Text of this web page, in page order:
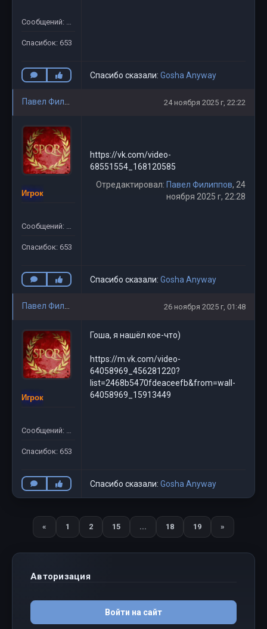
Сообщений: 781
Спасибок: 653
Спасибо сказали: Gosha Anyway
24 ноября 2025 г, 22:22
Игрок
Сообщений: 781
Спасибок: 653
https://vk.com/video-
68551554_168120585
Отредактировал: Павел Филиппов, 24
ноября 2025 г, 22:28
Спасибо сказали: Gosha Anyway
26 ноября 2025 г, 01:48
Игрок
Сообщений: 781
Спасибок: 653
Гоша, я нашёл кое-что)
https://m.vk.com/video-
64058969_456281220?
list=2468b5470fdeaceefb&from=wall-
64058969_15913449
Спасибо сказали: Gosha Anyway
«Назад1 2 15 ... 18 19 »Вперед
Авторизация
Войти на сайт